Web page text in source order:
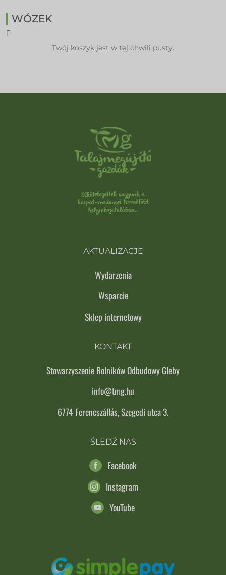
WÓZEK
Twój koszyk jest w tej chwili pusty.
AKTUALIZACJE
Wydarzenia
Wsparcie
Sklep internetowy
KONTAKT
Stowarzyszenie Rolników Odbudowy Gleby
info@tmg.hu
6774 Ferencszállás, Szegedi utca 3.
ŚLEDŹ NAS
Facebook
Instagram
YouTube